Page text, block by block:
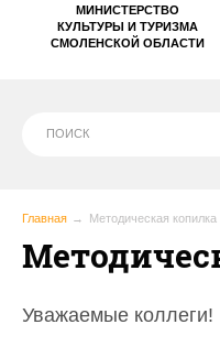
МИНИСТЕРСТВО
КУЛЬТУРЫ И ТУРИЗМА
СМОЛЕНСКОЙ ОБЛАСТИ
Главная Методическая копилка
Уважаемые коллеги!